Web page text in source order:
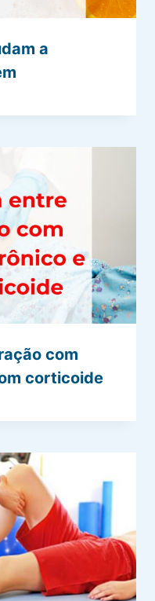
a
com
corticoide